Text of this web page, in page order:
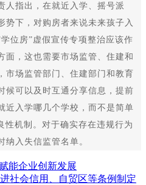
指出，在就近入学、摇号派
势下，对购房者来说未来孩子入
位房”虚假宣传专项整治应该作
面，这也需要市场监管、住建和
市场监管部门、住建部门和教育
候可以及时互通分享信息，提前
近入学哪几个学校，而不是简单
性机制。对于确实存在违规行为
纳入失信监管名单。
能企业创新发展
社会信用、自贸区等条例制定